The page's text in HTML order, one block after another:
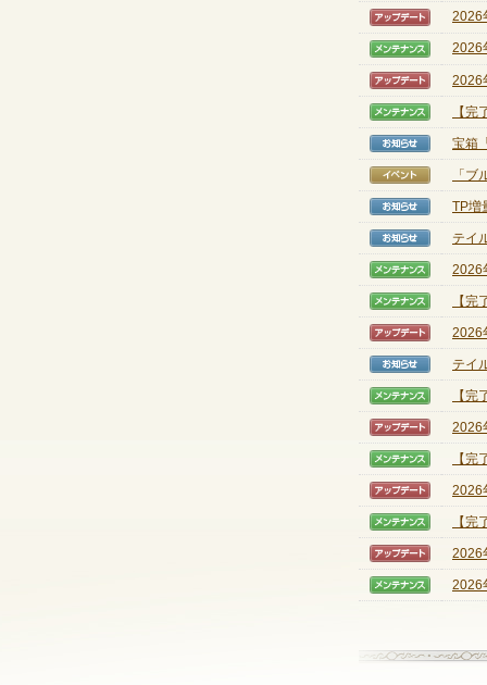
【ア
2026
【メ
2026
【ア
2026
【メ
【
【お
宝箱
【イ
「
【お
TP増
【お
テイ
【メ
2026
【メ
【
【ア
2026
【お
テイ
【メ
【
【ア
2026
【メ
【
【ア
2026
【メ
【
【ア
2026
【メ
2026